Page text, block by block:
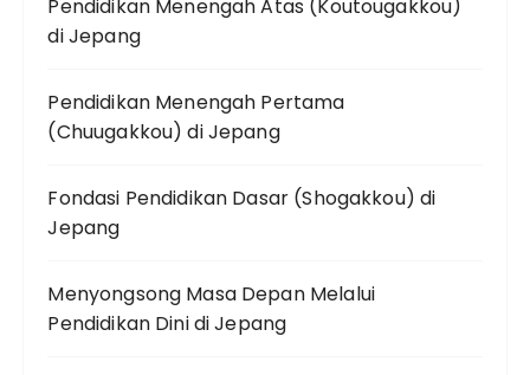
Pendidikan Menengah Atas (Koutougakkou)
di Jepang
Pendidikan Menengah Pertama
(Chuugakkou) di Jepang
Fondasi Pendidikan Dasar (Shogakkou) di
Jepang
Menyongsong Masa Depan Melalui
Pendidikan Dini di Jepang